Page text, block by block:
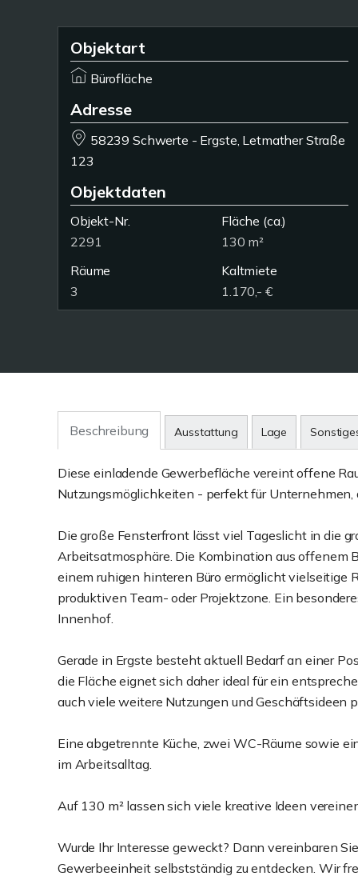
Objektart
Bürofläche
Adresse
58239 Schwerte - Ergste, Letmather Straße
123
Objektdaten
Objekt-Nr.
2291
Fläche (ca.)
130 m²
Räume
3
Kaltmiete
1.170,- €
Beschreibung Ausstattung Lage
Diese einladende Gewerbefläche vereint offene
Nutzungsmöglichkeiten - perfekt für
Die große Fensterfront lässt viel Tageslicht in die
Arbeitsatmosphäre. Die Kombination aus offenem
einem ruhigen hinteren Büro ermöglicht vielseitige
produktiven Team- oder Projektzone. Ein
Innenhof.
Gerade in Ergste besteht aktuell Bedarf an einer
die Fläche eignet sich daher ideal für ein
auch viele weitere Nutzungen und Geschäftsideen
Eine abgetrennte Küche, zwei WC-Räume sowie
im Arbeitsalltag.
Auf 130 m² lassen sich viele kreative Ideen
Wurde Ihr Interesse geweckt? Dann vereinbaren
Gewerbeeinheit selbstständig zu entdecken. Wir